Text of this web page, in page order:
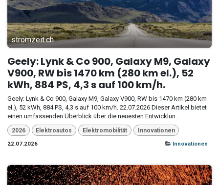
stromzeit.ch
Geely: Lynk & Co 900, Galaxy M9, Galaxy
V900, RW bis 1470 km (280 km el.), 52
kWh, 884 PS, 4,3 s auf 100 km/h.
Geely: Lynk & Co 900, Galaxy M9, Galaxy V900, RW bis 1470 km (280 km
el.), 52 kWh, 884 PS, 4,3 s auf 100 km/h. 22.07.2026 Dieser Artikel bietet
einen umfassenden Überblick über die neuesten Entwicklun...
2026 Elektroautos Elektromobilität
Innovationen
22.07.2026
Innovationen